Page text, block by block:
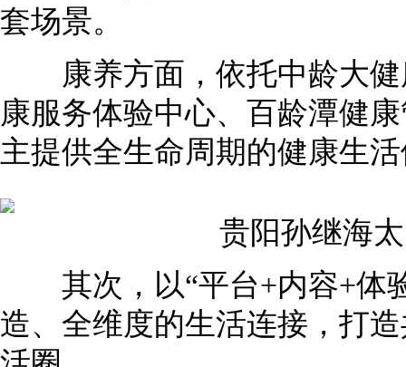
套场景。
康养方面，依托中龄大健
康服务体验中心、百龄潭健
主提供全生命周期的健康生
贵阳孙继海太
其次，以“平台+内容+体
造、全维度的生活连接，打